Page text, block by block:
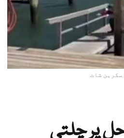
اسکرین شاٹ
پر چلتی